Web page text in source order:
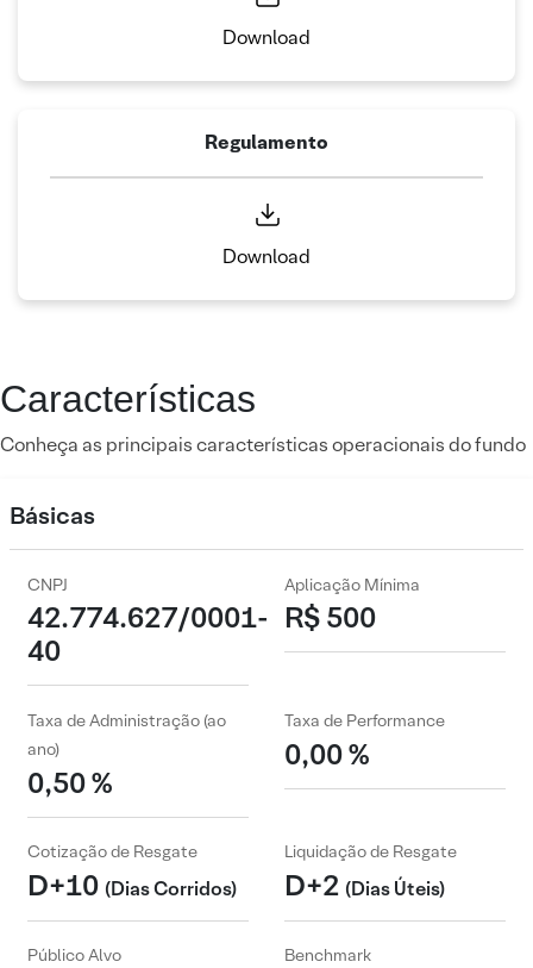
Download
Regulamento
Download
Características
Conheça as principais características operacionais do fundo
Básicas
CNPJ
42.774.627/0001-
40
Aplicação Mínima
R$ 500
Taxa de Administração (ao
ano)
0,50 %
Taxa de Performance
0,00 %
Cotização de Resgate
D+10 (Dias Corridos)
Liquidação de Resgate
D+2 (Dias Úteis)
Público Alvo Benchmark